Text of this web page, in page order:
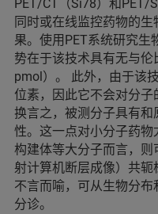
PET/CT（Si78）和PET/
同时或在线监控药物的
果。使用PET系统研究生
势在于该技术具有无与
pmol）。 此外，由于该
位素，因此它不会对分子
换言之，被测分子具有
性。这一点对小分子药
构建体等大分子而言，则
射计算机断层成像）共
不言而喻，可从生物分
分诊。